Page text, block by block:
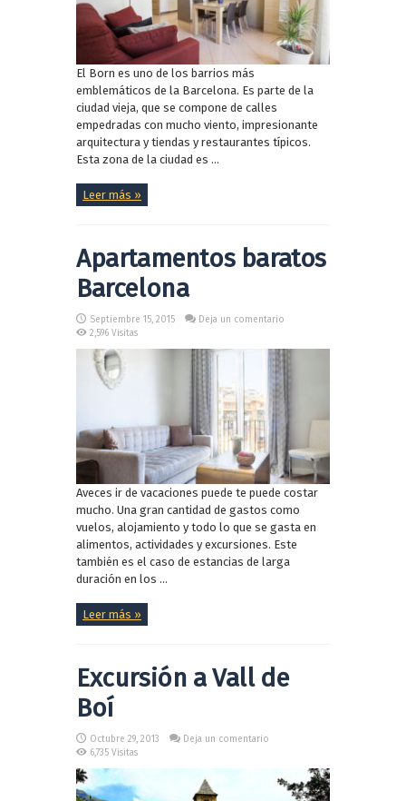
El Born es uno de los barrios más
emblemáticos de la Barcelona. Es parte de la
ciudad vieja, que se compone de calles
empedradas con mucho viento, impresionante
arquitectura y tiendas y restaurantes típicos.
Esta zona de la ciudad es ...
Leer más »
Apartamentos baratos
Barcelona
Septiembre 15, 2015
Deja un comentario
2,596 Visitas
Aveces ir de vacaciones puede te puede costar
mucho. Una gran cantidad de gastos como
vuelos, alojamiento y todo lo que se gasta en
alimentos, actividades y excursiones. Este
también es el caso de estancias de larga
duración en los ...
Leer más »
Excursión a Vall de
Boí
Octubre 29, 2013
Deja un comentario
6,735 Visitas